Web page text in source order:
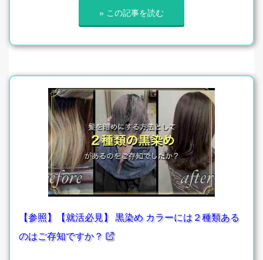
» この記事を読む
【参照】【就活必見】 黒染め カラーには２種類ある
のはご存知ですか？